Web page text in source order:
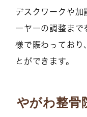
デスクワークや加
ーヤーの調整まで
様で賑わっており
とができます。
やがわ整